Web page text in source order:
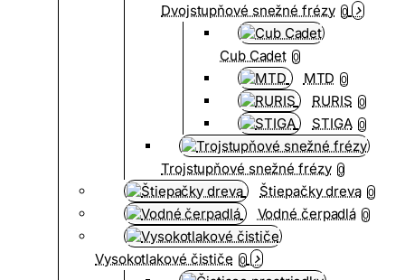
Dvojstupňové snežné frézy 0
Cub Cadet 0
MTD 0
RURIS 0
STIGA 0
Trojstupňové snežné frézy 0
Štiepačky dreva 0
Vodné čerpadlá 0
Vysokotlakové čističe 0